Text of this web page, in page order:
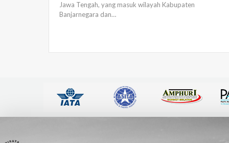
Jawa Tengah, yang masuk wilayah Kabupaten
Banjarnegara dan…